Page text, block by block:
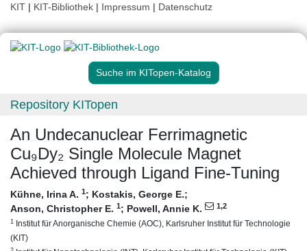
KIT | KIT-Bibliothek | Impressum | Datenschutz
Suche im KITopen-Katalog
Repository KITopen
An Undecanuclear Ferrimagnetic
Cu₉Dy₂ Single Molecule Magnet
Achieved through Ligand Fine-Tuning
Kühne, Irina A. 1; Kostakis, George E.;
Anson, Christopher E. 1; Powell, Annie K. 1,2
1 Institut für Anorganische Chemie (AOC), Karlsruher Institut für Technologie
(KIT)